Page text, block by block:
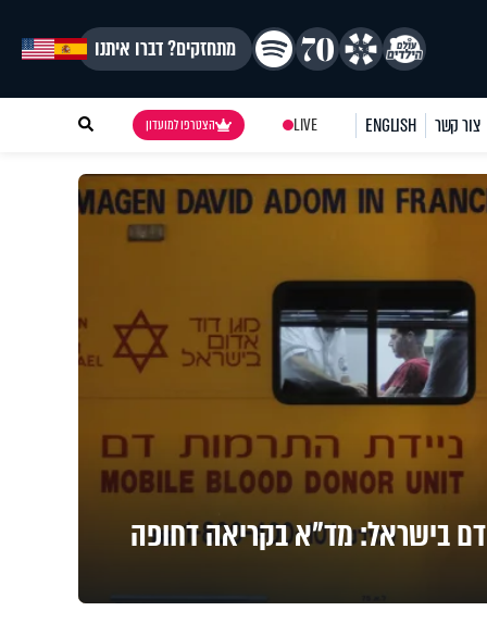
מתחזקים? דברו איתנו
צור קשר ENGLISH
LIVE הצטרפו למועדון
בישראל: מד"א בקריאה דחופה